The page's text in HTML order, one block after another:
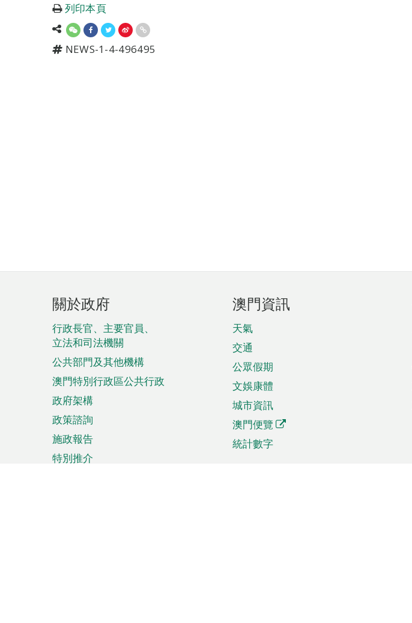
列印本頁
NEWS-1-4-496495
頁
腳
菜
單
關於政府
行政長官、主要官員、
立法和司法機關
公共部門及其他機構
澳門特別行政區公共行政
政府架構
政策諮詢
施政報告
特別推介
澳門資訊
天氣
交通
公眾假期
文娛康體
城市資訊
澳門便覽
統計數字